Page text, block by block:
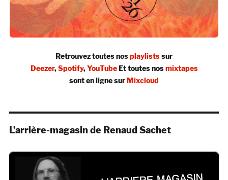
Retrouvez toutes nosplaylistssur
Deezer,Spotify,YouTubeEt toutes nosmixtapes
sont en ligne surMixcloud
L’arrière-magasin de Renaud Sachet